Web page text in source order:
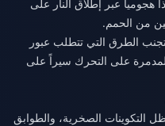
هجومياً عبر إطلاق النار على
من الحمم.
الطرق التي تتطلب عبور
على التحرك سيراً على
التكوينات الصخرية، والطوابق